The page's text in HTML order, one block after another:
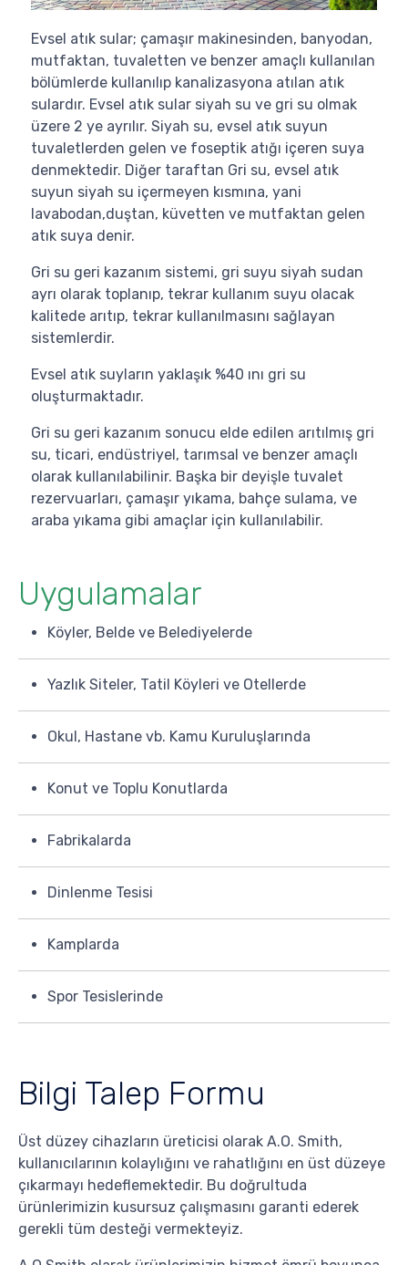
Evsel atık sular; çamaşır makinesinden, banyodan,
mutfaktan, tuvaletten ve benzer amaçlı kullanılan
bölümlerde kullanılıp kanalizasyona atılan atık
sulardır. Evsel atık sular siyah su ve gri su olmak
üzere 2 ye ayrılır. Siyah su, evsel atık suyun
tuvaletlerden gelen ve foseptik atığı içeren suya
denmektedir. Diğer taraftan Gri su, evsel atık
suyun siyah su içermeyen kısmına, yani
lavabodan,duştan, küvetten ve mutfaktan gelen
atık suya denir.
Gri su geri kazanım sistemi, gri suyu siyah sudan
ayrı olarak toplanıp, tekrar kullanım suyu olacak
kalitede arıtıp, tekrar kullanılmasını sağlayan
sistemlerdir.
Evsel atık suyların yaklaşık %40 ını gri su
oluşturmaktadır.
Gri su geri kazanım sonucu elde edilen arıtılmış gri
su, ticari, endüstriyel, tarımsal ve benzer amaçlı
olarak kullanılabilinir. Başka bir deyişle tuvalet
rezervuarları, çamaşır yıkama, bahçe sulama, ve
araba yıkama gibi amaçlar için kullanılabilir.
Uygulamalar
Köyler, Belde ve Belediyelerde
Yazlık Siteler, Tatil Köyleri ve Otellerde
Okul, Hastane vb. Kamu Kuruluşlarında
Konut ve Toplu Konutlarda
Fabrikalarda
Dinlenme Tesisi
Kamplarda
Spor Tesislerinde
Bilgi Talep Formu
Üst düzey cihazların üreticisi olarak A.O. Smith,
kullanıcılarının kolaylığını ve rahatlığını en üst düzeye
çıkarmayı hedeflemektedir. Bu doğrultuda
ürünlerimizin kusursuz çalışmasını garanti ederek
gerekli tüm desteği vermekteyiz.